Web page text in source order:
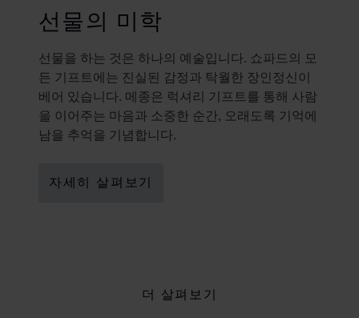
선물의 미학
선물을 하는 것은 하나의 예술입니다. 쇼파드의 모
든 기프트에는 진실된 감정과 탁월한 장인정신이
베어 있습니다. 메종은 럭셔리 기프트를 통해 사람
을 이어주는 마음과 소중한 순간, 오래도록 기억에
남을 추억을 기념합니다.
자세히 살펴보기
더 살펴보기